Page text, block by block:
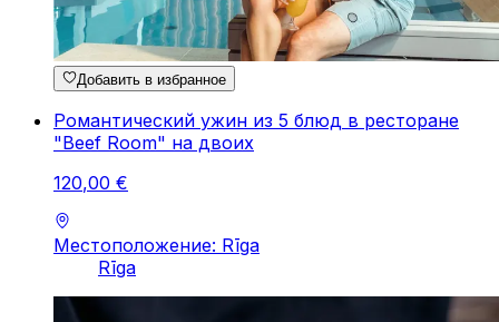
Добавить в избранное
Pомантический yжин из 5 блюд в ресторане
"Beef Room" на двоих
120,00 €
Местоположение: Rīga
Rīga